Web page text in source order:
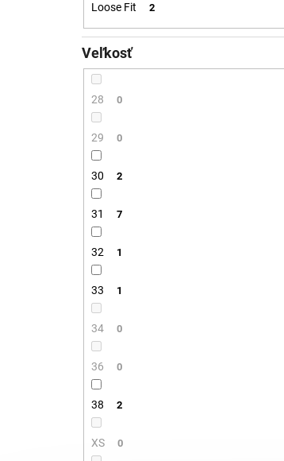
Loose Fit 2
Veľkosť
28 0
29 0
30 2
31 7
32 1
33 1
34 0
36 0
38 2
XS 0